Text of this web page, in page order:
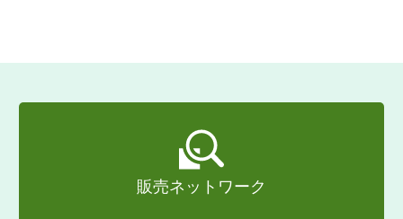
販売ネットワーク